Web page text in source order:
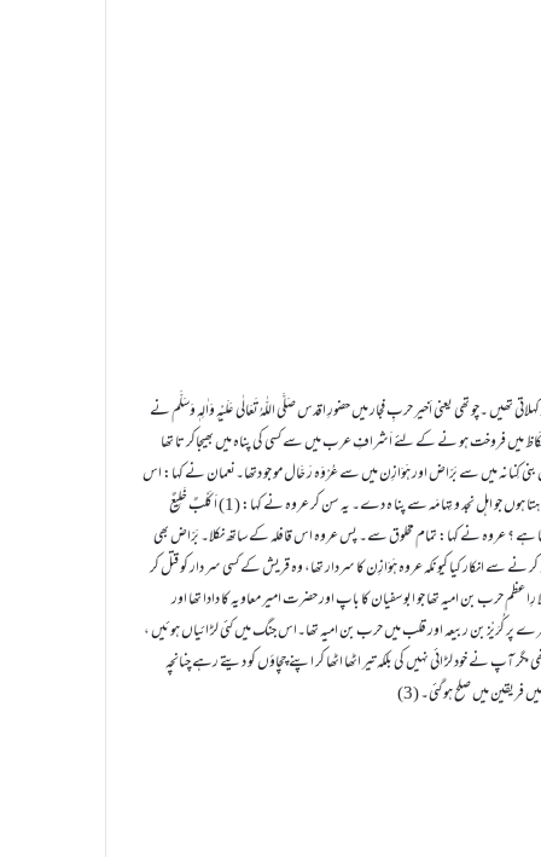
تھیں ۔چو تھی یعنی اَخیر حربِ فجار میں حضورِ اقدس صَلَّی اللّٰہُ تَعَالٰی عَلَیْہِ وَاٰلِہٖ وَسَلَّم نے
میں فروخت ہو نے کے لئے اَشرافِ عرب میں سے کسی کی پناہ میں بھیجاکر تا تھا
کِنانہ میں سے بَرّاض اور ہَوَازِن میں سے عُرْوَہ رَ حَّال مو جو دتھا۔نعمان نے کہا: اس
قافلہ کو کون پناہ دے گا ؟ بَرّاض بو لا: میں بنی کِنانہ سے پنا ہ دیتا ہوں ۔نعمان نے کہا: میں ایسا شخص چاہتا ہوں جو اہل نجد و تِہامَہ سے پنا ہ دے۔ یہ سن کر عروہ نے کہا: (1) اَ کَلْبٌ خَلِیعٌ
ہے ؟ عروہ نے کہا: تمام مخلوق سے۔ پس عروہ اس قافلہ کے ساتھ نکلا۔ بَرّاض بھی
نے سے انکار کیا کیونکہ عروہ ہَوَازِن کا سردار تھا، وہ قریش کے کسی سر دار کو قتل کر
عظم حرب بن امیہ تھا جو ابو سفیان کا باپ اور حضرت امیر معاویہ کا دادا تھا اور
پر کُرَیْز بن ربیعہ اور قلب میں حرب بن امیہ تھا۔اس جنگ میں کئی لڑ ائیاں ہوئیں ،
خود لڑ ائی نہیں کی بلکہ تیر اٹھا اٹھا کر اپنے چچاؤں کو دیتے رہے چنانچہ